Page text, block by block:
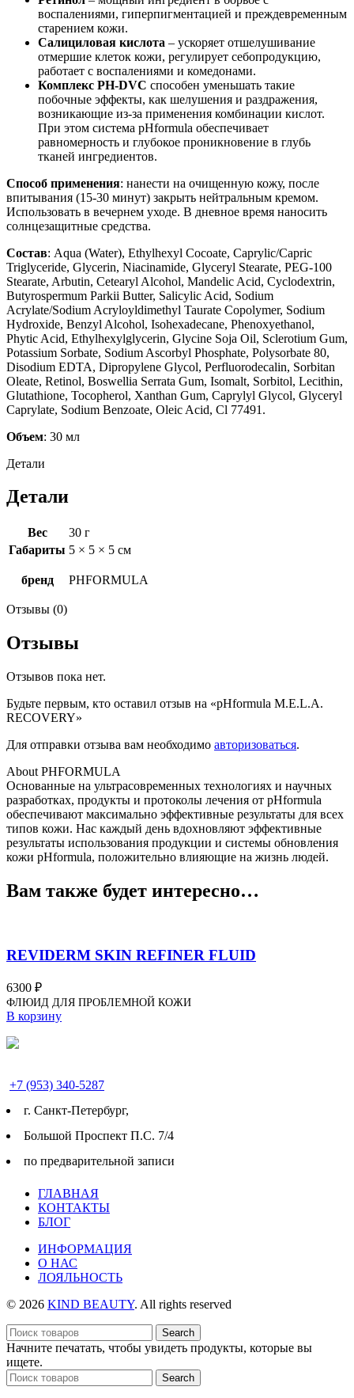
воспалениями, гиперпигментацией и преждевременным
старением кожи.
Салициловая кислота – ускоряет отшелушивание
отмершие клеток кожи, регулирует себопродукцию,
работает с воспалениями и комедонами.
Комплекс PH-DVC способен уменьшать такие
побочные эффекты, как шелушения и раздражения,
возникающие из-за применения комбинации кислот.
При этом система pHformula обеспечивает
равномерность и глубокое проникновение в глубь
тканей ингредиентов.
Способ применения: нанести на очищенную кожу, после
впитывания (15-30 минут) закрыть нейтральным кремом.
Использовать в вечернем уходе. В дневное время наносить
солнцезащитные средства.
Состав: Aqua (Water), Ethylhexyl Cocoate, Caprylic/Capric
Triglyceride, Glycerin, Niacinamide, Glyceryl Stearate, PEG-100
Stearate, Arbutin, Cetearyl Alcohol, Mandelic Acid, Cyclodextrin,
Butyrospermum Parkii Butter, Salicylic Acid, Sodium
Acrylate/Sodium Acryloyldimethyl Taurate Copolymer, Sodium
Hydroxide, Benzyl Alcohol, Isohexadecane, Phenoxyethanol,
Phytic Acid, Ethylhexylglycerin, Glycine Soja Oil, Sclerotium Gum,
Potassium Sorbate, Sodium Ascorbyl Phosphate, Polysorbate 80,
Disodium EDTA, Dipropylene Glycol, Perfluorodecalin, Sorbitan
Oleate, Retinol, Boswellia Serrata Gum, Isomalt, Sorbitol, Lecithin,
Glutathione, Tocopherol, Xanthan Gum, Caprylyl Glycol, Glyceryl
Caprylate, Sodium Benzoate, Oleic Acid, Cl 77491.
Объем: 30 мл
Детали
Детали
Вес
30 г
Габариты 5 × 5 × 5 см
бренд PHFORMULA
Отзывы (0)
Отзывы
Отзывов пока нет.
Будьте первым, кто оставил отзыв на «pHformula M.E.L.A.
RECOVERY»
Для отправки отзыва вам необходимо авторизоваться.
About PHFORMULA
Основанные на ультрасовременных технологиях и научных
разработках, продукты и протоколы лечения от pHformula
обеспечивают максимально эффективные результаты для всех
типов кожи. Нас каждый день вдохновляют эффективные
результаты использования продукции и системы обновления
кожи pHformula, положительно влияющие на жизнь людей.
Вам также будет интересно…
REVIDERM SKIN REFINER FLUID
6300 ₽
ФЛЮИД ДЛЯ ПРОБЛЕМНОЙ КОЖИ
В корзину
+7 (953) 340-5287
г. Cанкт-Петербург,
Большой Проспект П.С. 7/4
по предварительной записи
ГЛАВНАЯ
КОНТАКТЫ
БЛОГ
ИНФОРМАЦИЯ
О НАС
ЛОЯЛЬНОСТЬ
© 2026 KIND BEAUTY. All rights reserved
Search
Начните печатать, чтобы увидеть продукты, которые вы
ищете.
Search